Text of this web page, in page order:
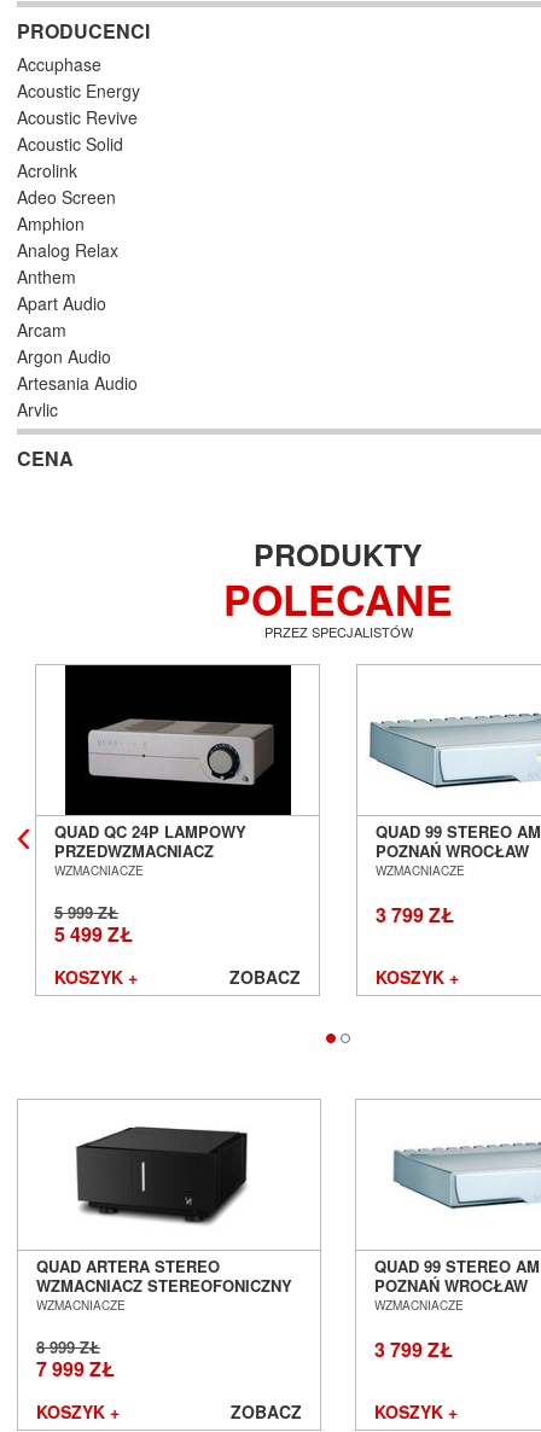
PRODUCENCI
Accuphase
Acoustic Energy
Acoustic Revive
Acoustic Solid
Acrolink
Adeo Screen
Amphion
Analog Relax
Anthem
Apart Audio
Arcam
Argon Audio
Artesania Audio
Arylic
Astell/Kern
Atlas
AVM
Ayon Audio
Bang & Olufsen
BenQ
Beyerdynamic
Blok
Burson
Cambridge Audio
Cardas Audio
Chord
Cocktail Audio
Crystal Cable
Cyrus
Dali
dCS
CENA
PRODUKTY
POLECANE
PRZEZ SPECJALISTÓW
QUAD QC 24P LAMPOWY
PRZEDWZMACNIACZ
GRAMOFONOWY SALON
WZMACNIACZE
5 999 ZŁ
5 499 ZŁ
KOSZYK + ZOBACZ
QUAD 99 STEREO
POZNAŃ WROCŁAW
WZMACNIACZE
3 799 ZŁ
KOSZYK +
QUAD ARTERA STEREO
WZMACNIACZ STEREOFONICZNY
SALON POZNAŃ WROCŁAW
WZMACNIACZE
8 999 ZŁ
7 999 ZŁ
KOSZYK + ZOBACZ
QUAD 99 STEREO
POZNAŃ WROCŁAW
WZMACNIACZE
3 799 ZŁ
KOSZYK +